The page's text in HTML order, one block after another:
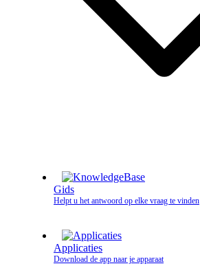
Gids
Helpt u het antwoord op elke vraag te vinden
Applicaties
Download de app naar je apparaat